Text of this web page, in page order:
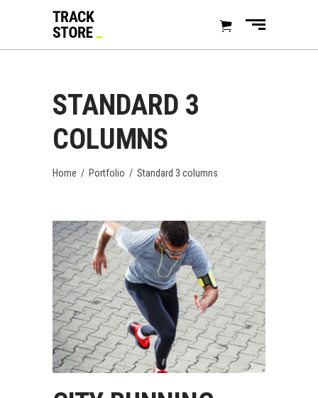
STANDARD 3
COLUMNS
Home / Portfolio / Standard 3 columns